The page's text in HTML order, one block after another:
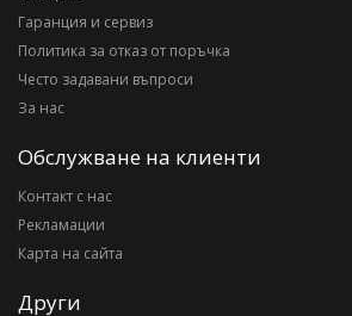
Гаранция и сервиз
Политика за отказ от поръчка
Често задавани въпроси
За нас
Обслужване на клиенти
Контакт с нас
Рекламации
Карта на сайта
Други